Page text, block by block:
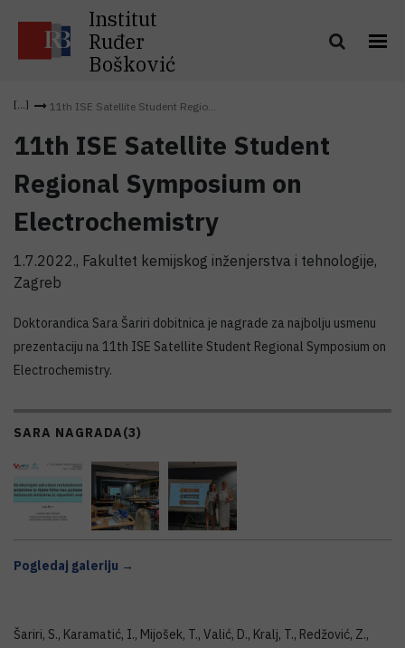
Institut
Ruđer
Bošković
11th ISE Satellite Student Regio...
11th ISE Satellite Student
Regional Symposium on
Electrochemistry
1.7.2022., Fakultet kemijskog inženjerstva i tehnologije,
Zagreb
Doktorandica Sara Šariri dobitnica je nagrade za najbolju usmenu
prezentaciju na 11th ISE Satellite Student Regional Symposium on
Electrochemistry.
SARA NAGRADA(3)
Pogledaj galeriju →
Šariri, S., Karamatić, I., Mijošek, T., Valić, D., Kralj, T., Redžović, Z.,